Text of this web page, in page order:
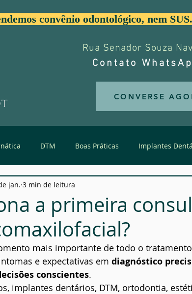
convênio odontológico, nem SUS.
Rua Senador Souza
Contato
CONVERSE
DTM Boas Práticas Implantes
de Face Estética da Face
a primeira
jan. 3 min de leitura
mais importante de todo o
e expectativas em diagnóstico
conscientes.
implantes dentários, DTM, ortodontia,